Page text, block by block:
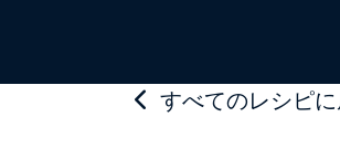
すべてのレシピ